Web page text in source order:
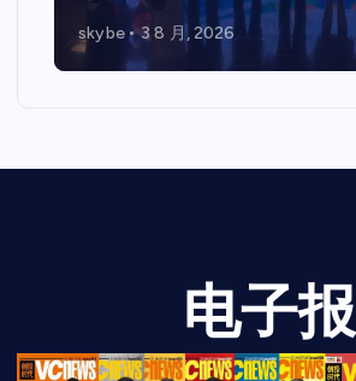
skybe 7 7 月, 2026
电子报